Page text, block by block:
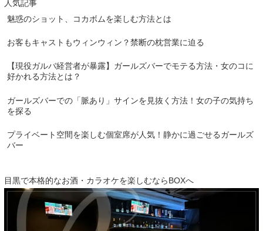
人気記事
魅惑のショット、コカボムを楽しむ方法とは
お客もキャストもウィンウィン？禁断の枕営業に迫る
【現役ガルバ経営者が暴露】ガールズバーでモテる方法・女のコに
好かれる方法とは？
ガールズバーでの「脈あり」サインを見抜く方法！女の子の気持ち
を探る
プライベート空間を楽しむ個室席が人気！静かに過ごせるガールズ
バー
目黒で本格的なお酒・カラオケを楽しむならBOXへ